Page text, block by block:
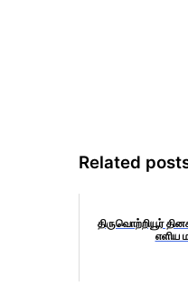
Related
திருவொற்றியூர்
எளிய